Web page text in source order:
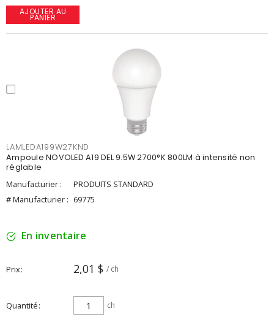
AJOUTER AU
PANIER
LAMLEDA199W27KND
Ampoule NOVOLED A19 DEL 9.5W 2700°K 800LM à intensité non
réglable
Manufacturier :
PRODUITS STANDARD
# Manufacturier : 69775
En inventaire
Prix 2,01 $ / ch
Quantité ch